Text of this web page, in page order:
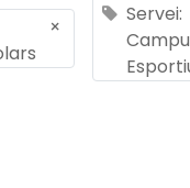
×
Servei: